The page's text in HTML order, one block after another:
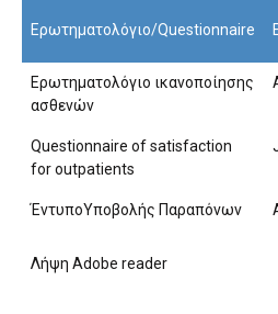
Ερωτηματολόγιο/Questionnaire
Ερωτηματολόγιο ικανοποίησης
ασθενών
Questionnaire of satisfaction
for outpatients
ΈντυποΥποβολής Παραπόνων
Λήψη Adobe reader